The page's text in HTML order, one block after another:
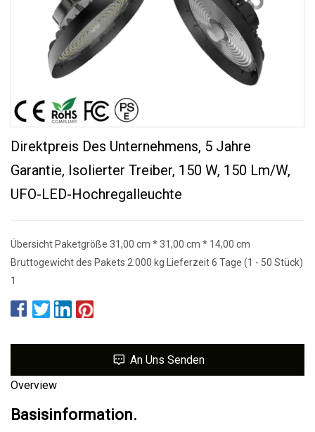
Direktpreis Des Unternehmens, 5 Jahre
Garantie, Isolierter Treiber, 150 W, 150 Lm/W,
UFO-LED-Hochregalleuchte
Übersicht Paketgröße 31,00 cm * 31,00 cm * 14,00 cm
Bruttogewicht des Pakets 2.000 kg Lieferzeit 6 Tage (1 - 50 Stück)
1
An Uns Senden
Overview
Basisinformation.